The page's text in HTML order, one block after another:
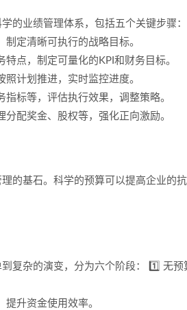
学的业绩管理体系，包括五个关键步骤：
制定清晰可执行的战略目标。
特点，制定可量化的KPI和财务目标。
照计划推进，实时监控进度。
指标等，评估执行效果，调整策略。
分配奖金、股权等，强化正向激励。
的基石。科学的预算可以提高企业的
到复杂的演变，分为六个阶段： 1️⃣ 无预
提升资金使用效率。